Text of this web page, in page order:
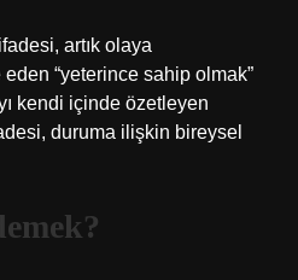
artık olaya
“yeterince sahip olmak”
kendi içinde özetleyen
duruma ilişkin bireysel